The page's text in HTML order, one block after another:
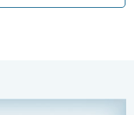
Deel wat je ziet!. . .